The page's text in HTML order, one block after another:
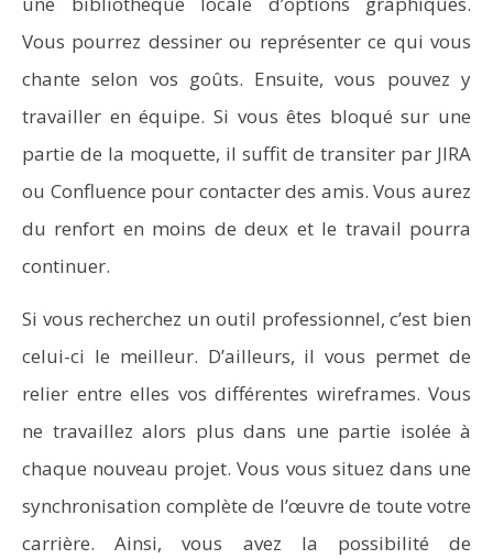
Vous pourrez dessiner ou représenter ce qui vous
chante selon vos goûts. Ensuite, vous pouvez y
travailler en équipe. Si vous êtes bloqué sur une
partie de la moquette, il suffit de transiter par JIRA
ou Confluence pour contacter des amis. Vous aurez
du renfort en moins de deux et le travail pourra
continuer.
Si vous recherchez un outil professionnel, c’est bien
celui-ci le meilleur. D’ailleurs, il vous permet de
relier entre elles vos différentes wireframes. Vous
ne travaillez alors plus dans une partie isolée à
chaque nouveau projet. Vous vous situez dans une
synchronisation complète de l’œuvre de toute votre
carrière. Ainsi, vous avez la possibilité de